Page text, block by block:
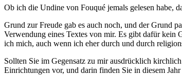
Ob ich die Undine von Fouqué jemals gelesen habe,
Grund zur Freude gab es auch noch, und der Grund
Verwendung eines Textes von mir. Es gibt dafür kein
ich mich, auch wenn ich eher durch und durch
Sollten Sie im Gegensatz zu mir ausdrücklich
Einrichtungen vor, und darin finden Sie in diesem